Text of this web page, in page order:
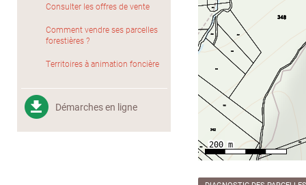
Consulter les offres de vente
Comment vendre ses parcelles
forestières ?
Territoires à animation foncière
Démarches en ligne